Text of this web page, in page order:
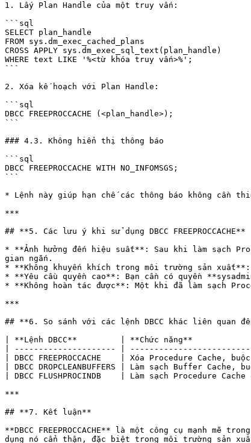
1. Lấy Plan Handle của một truy vấn:
```sql
SELECT plan_handle
FROM sys.dm_exec_cached_plans
CROSS APPLY sys.dm_exec_sql_text(plan_handle)
WHERE text LIKE '%<từ khóa truy vấn>%';
```
2. Xóa kế hoạch với Plan Handle:
```sql
DBCC FREEPROCCACHE (<plan_handle>);
```
### 4.3. Không hiển thị thông báo
```sql
DBCC FREEPROCCACHE WITH NO_INFOMSGS;
```
* Lệnh này giúp hạn chế các thông báo không cần
***
## **5. Các lưu ý khi sử dụng DBCC FREEPROCCACHE**
* **Ảnh hưởng đến hiệu suất**: Sau khi làm sạch
gian ngắn.
* **Không khuyến khích trong môi trường sản
* **Yêu cầu quyền cao**: Bạn cần có quyền
* **Không hoàn tác được**: Một khi đã làm sạch
***
## **6. So sánh với các lệnh DBCC khác liên quan
| **Lệnh DBCC**         | **Chức
| --------------------- |
| DBCC FREEPROCCACHE    | Xóa Procedure
| DBCC DROPCLEANBUFFERS | Làm sạch Buffer
| DBCC FLUSHPROCINDB    | Làm sạch Procedure
***
## **7. Kết luận**
**DBCC FREEPROCCACHE** là một công cụ mạnh
dụng nó cẩn thận, đặc biệt trong môi trường sản